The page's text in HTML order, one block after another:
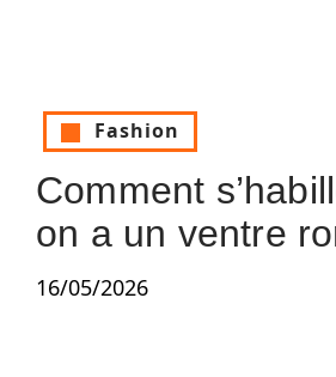
Fashion
Comment
on a un ventre
16/05/2026